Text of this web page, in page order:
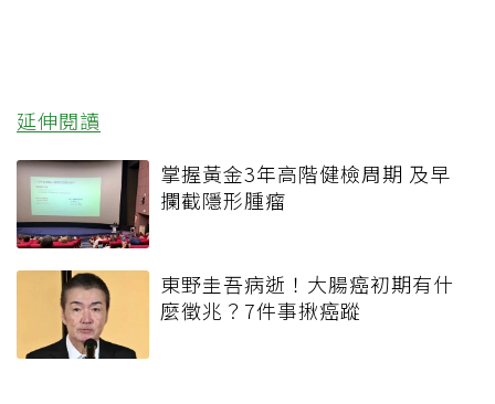
延伸閱讀
掌握黃金3年高階健檢周期 及早
攔截隱形腫瘤
東野圭吾病逝！大腸癌初期有什
麼徵兆？7件事揪癌蹤